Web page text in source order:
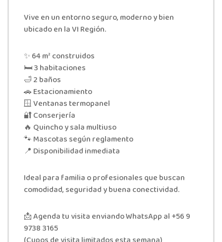
Vive en un entorno seguro, moderno y bien
ubicado en la VI Región.
✨ 64 m² construidos
🛏 3 habitaciones
🛁 2 baños
🚗 Estacionamiento
🪟 Ventanas termopanel
🔐 Conserjería
🔥 Quincho y sala multiuso
🐾 Mascotas según reglamento
📍 Disponibilidad inmediata
Ideal para familia o profesionales que buscan
comodidad, seguridad y buena conectividad.
📩 Agenda tu visita enviando WhatsApp al +56 9
9738 3165